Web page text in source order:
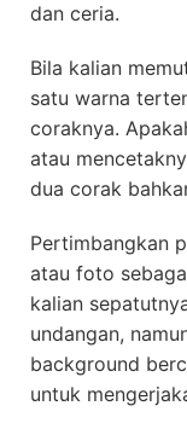
dan ceria.
Bila kalian
satu warna
coraknya.
atau
dua corak
Pertimbangkan
atau foto
kalian
undangan,
background
untuk